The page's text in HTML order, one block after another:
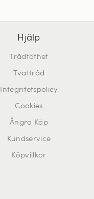
Hjälp
Trådtäthet
Tvättråd
Integritetspolicy
Cookies
Ångra Köp
Kundservice
Köpvillkor